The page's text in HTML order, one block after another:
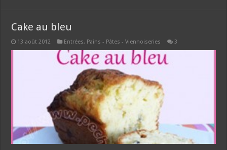
Cake au bleu
13 août 2012 Entrées, Pains - Pâtes - Viennoiseries 3